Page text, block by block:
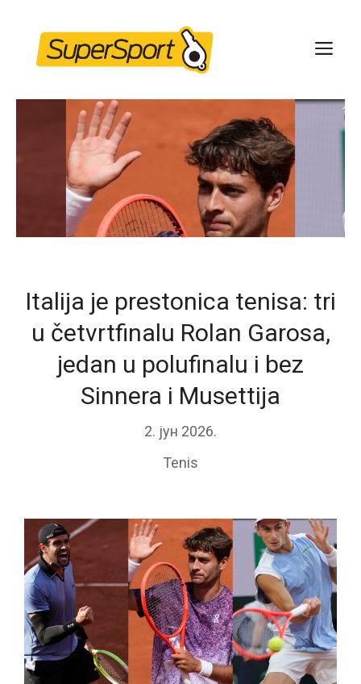
content
Italija je prestonica tenisa: tri
u četvrtfinalu Rolan Garosa,
jedan u polufinalu i bez
Sinnera i Musettija
2. јун 2026.
Tenis